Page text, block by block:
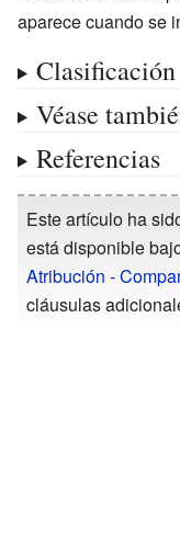
aparece cuando se
Clasificación
Véase
Referencias
Este artículo ha
está disponible
Atribución -
cláusulas